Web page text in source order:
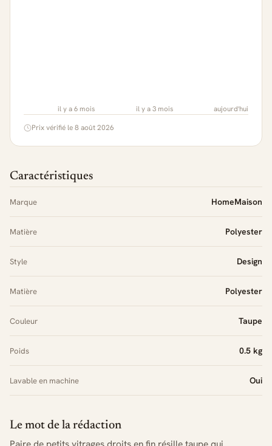
il y a 6 mois il y a 3 mois aujourd'hui
Prix vérifié le 8 août 2026
Caractéristiques
Marque HomeMaison
Matière Polyester
Style Design
Matière Polyester
Couleur Taupe
Poids 0.5 kg
Lavable en machine Oui
Le mot de la rédaction